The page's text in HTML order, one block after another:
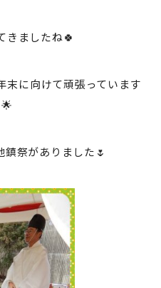
きましたね🍀
末に向けて頑張っています
祭がありました🌷